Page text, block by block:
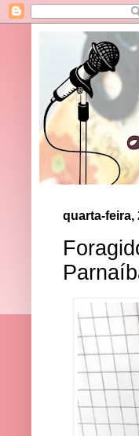
quarta-feira,